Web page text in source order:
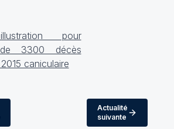
Actualité
suivante